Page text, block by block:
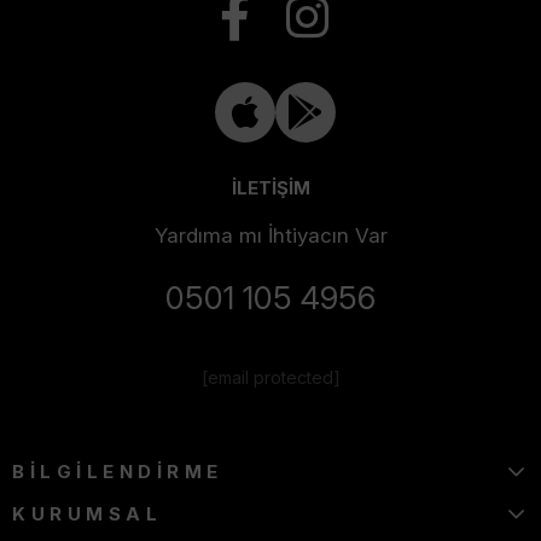
İLETİŞİM
Yardıma mı İhtiyacın Var
0501 105 4956
[email protected]
BİLGİLENDİRME
KURUMSAL